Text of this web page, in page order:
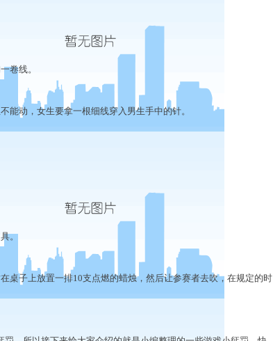
卷线。
动，女生要拿一根细线穿入男生手中的针。
。
子上放置一排10支点燃的蜡烛，然后让参赛者去吹，在规定的时